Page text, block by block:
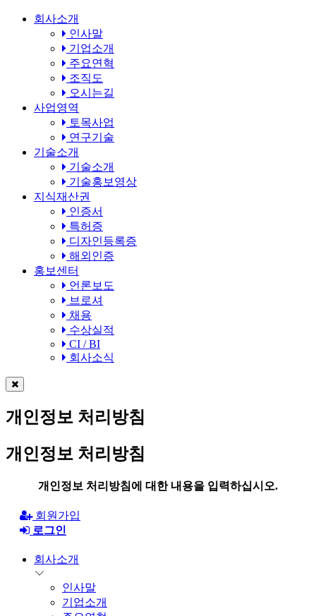
회사소개
인사말
기업소개
주요연혁
조직도
오시는길
사업영역
토목사업
연구기술
기술소개
기술소개
기술홍보영상
지식재산권
인증서
특허증
디자인등록증
해외인증
홍보센터
언론보도
브로셔
채용
수상실적
CI / BI
회사소식
개인정보 처리방침
개인정보 처리방침
개인정보 처리방침에 대한 내용을 입력하십시오.
회원가입
로그인
회사소개
인사말
기업소개